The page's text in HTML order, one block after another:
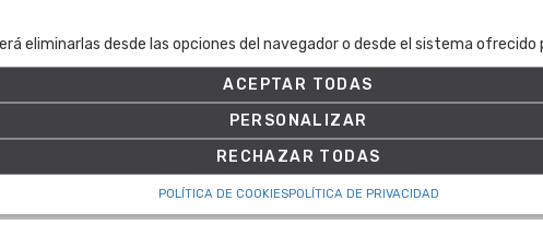
Política de Privacidad
Política de cookies
Ajuste de Cookies
eliminarlas desde las opciones del navegador o desde el sistema ofrecido
ACEPTAR TODAS
PERSONALIZAR
RECHAZAR TODAS
POLÍTICA DE COOKIESPOLÍTICA DE PRIVACIDAD